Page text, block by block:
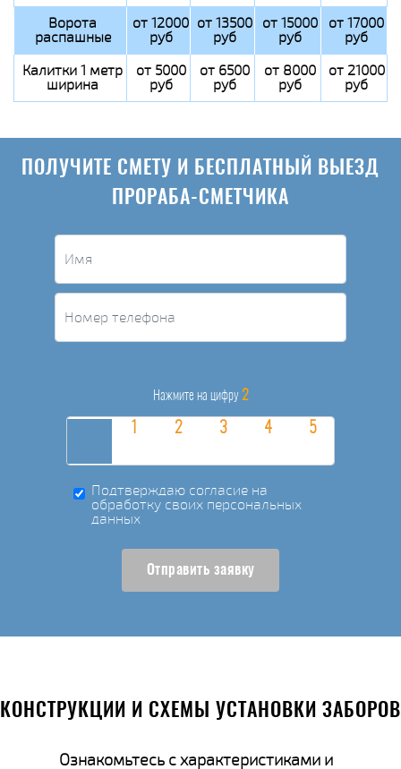
Ворота
распашные
от 12000
руб
от 13500
руб
от 15000
руб
от 17000
руб
Калитки 1 метр
ширина
от 5000
руб
от 6500
руб
от 8000
руб
от 21000
руб
ПОЛУЧИТЕ СМЕТУ И БЕСПЛАТНЫЙ ВЫЕЗД
ПРОРАБА-СМЕТЧИКА
Нажмите на цифру 2
Подтверждаю согласие на
обработку своих персональных
данных
Отправить заявку
КОНСТРУКЦИИ И СХЕМЫ УСТАНОВКИ ЗАБОРОВ
Ознакомьтесь с характеристиками и